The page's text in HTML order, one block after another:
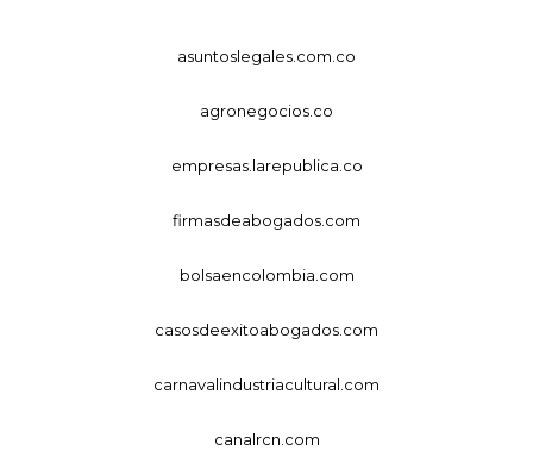
asuntoslegales.com.co
agronegocios.co
empresas.larepublica.co
firmasdeabogados.com
bolsaencolombia.com
casosdeexitoabogados.com
carnavalindustriacultural.com
canalrcn.com